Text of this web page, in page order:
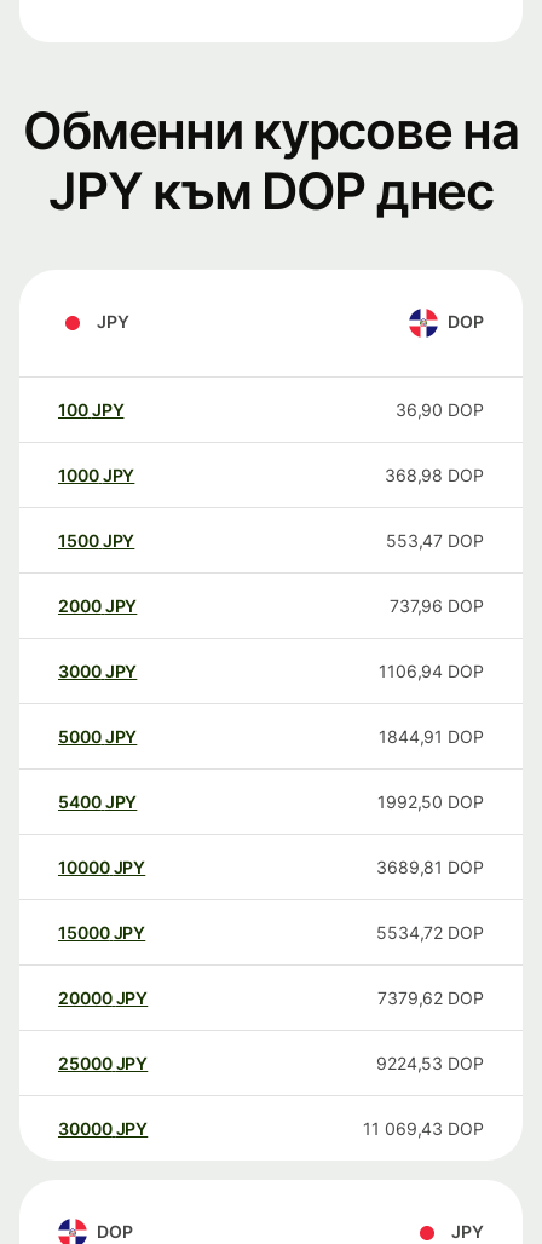
Обменни курсове на
JPY към DOP днес
JPY DOP
100JPY 36,90 DOP
1000JPY 368,98 DOP
1500JPY 553,47 DOP
2000JPY 737,96 DOP
3000JPY 1106,94 DOP
5000JPY 1844,91 DOP
5400JPY 1992,50 DOP
10000 JPY 3689,81 DOP
15000 JPY 5534,72 DOP
20000 JPY 7379,62 DOP
25000 JPY 9224,53 DOP
30000 JPY 11 069,43 DOP
DOP JPY